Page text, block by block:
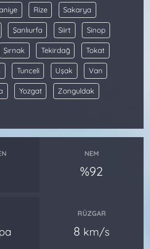
Rize Sakarya
Şanlıurfa Siirt Sinop
Şırnak Tekirdağ Tokat
Tunceli Uşak Van
Yozgat Zonguldak
NEM
%92
RÜZGAR
8 km/s